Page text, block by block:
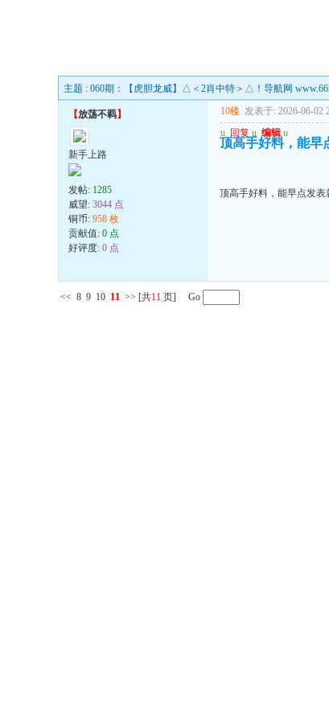
主题 : 060期：【虎胆龙威】△＜2肖中特＞△！导航网
【放荡不羁】
新手上路
发帖: 1285
威望: 3044 点
铜币: 958 枚
贡献值: 0 点
好评度: 0 点
10楼 发表于: 2026-06-02
u 回复 u 编辑 u
顶高手好料，能早
顶高手好料，能早点发表
<< 8 9 10 11 >> [共11 页] Go